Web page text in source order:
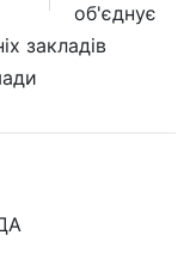
об'єднує
закладів